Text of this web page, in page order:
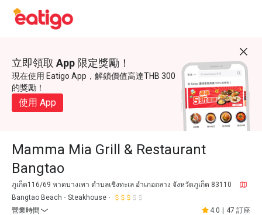
立即領取 App 限定獎勵！
現在使用 Eatigo App，解鎖價值高達THB 300
的獎勵！
使用 App
Mamma Mia Grill & Restaurant
Bangtao
ภูเก็ต116/69 หาดบางเทา ตำบลเชิงทะเล อำเภอถลาง จังหวัดภูเก็ต 83110
Bangtao Beach
Steakhouse
營業時間
4.0 47 訂座